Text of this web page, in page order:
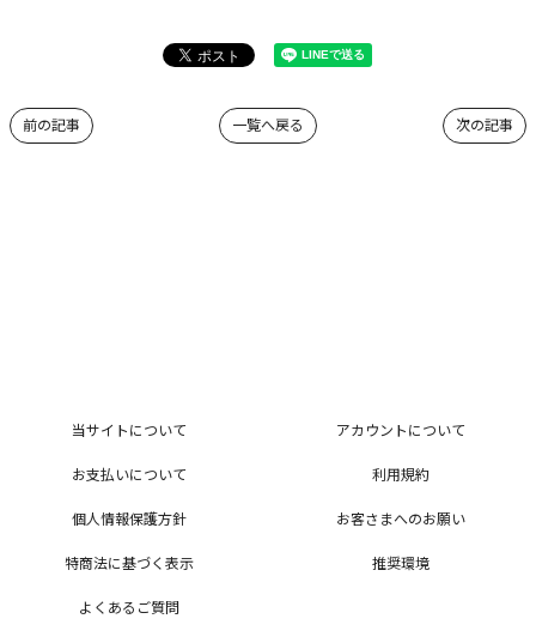
次の記事
一覧へ戻る
前の記事
当サイトについて アカウントについて
お支払いについて 利用規約
個人情報保護方針 お客さまへのお願い
特商法に基づく表示 推奨環境
よくあるご質問